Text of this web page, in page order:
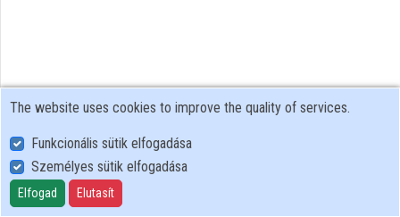
User Policy
Adatkezelési tájékoztató (en)
Cookie Policy
The website uses cookies to improve the quality of services.
Funkcionális sütik elfogadása
Személyes sütik elfogadása
Elfogad Elutasít